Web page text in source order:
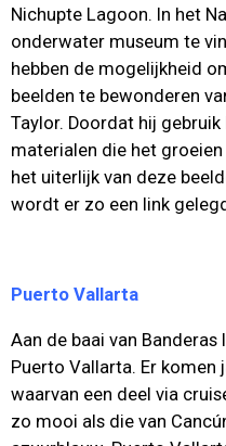
Nichupte Lagoon. In het
onderwater museum te
hebben de mogelijkheid
beelden te bewonderen
Taylor. Doordat hij
materialen die het
het uiterlijk van deze
wordt er zo een link
Puerto Vallarta
Aan de baai van
Puerto Vallarta. Er
waarvan een deel via
zo mooi als die van